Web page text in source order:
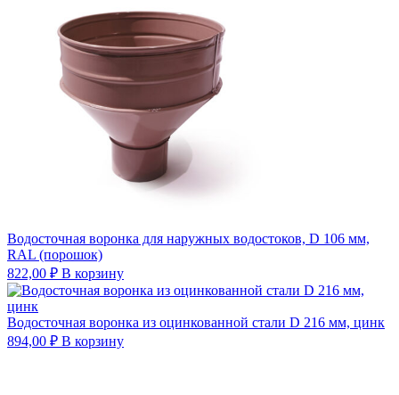
Водосточная воронка для наружных водостоков, D 106 мм,
RAL (порошок)
822,00 ₽ В корзину
Водосточная воронка из оцинкованной стали D 216 мм, цинк
894,00 ₽ В корзину